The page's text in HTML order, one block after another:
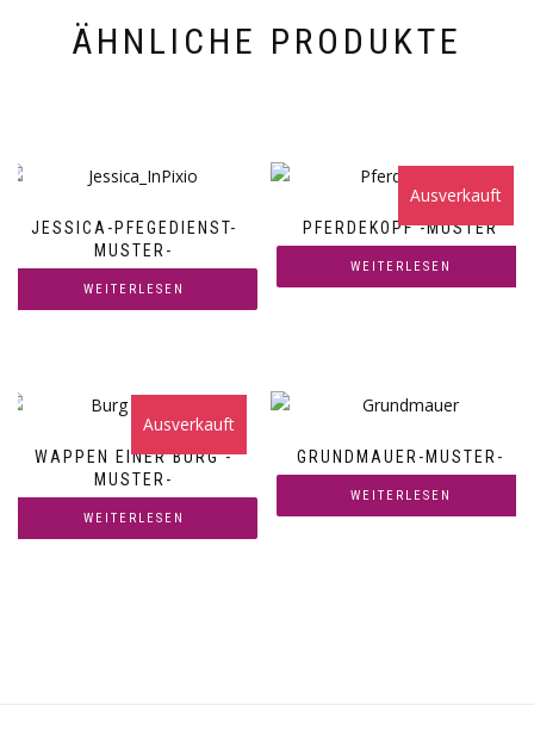
ÄHNLICHE PRODUKTE
JESSICA-PFEGEDIENST-
MUSTER-
WEITERLESEN
PFERDEKOPF -MUSTER
Ausverkauft
WEITERLESEN
WAPPEN EINER BURG -
MUSTER-
Ausverkauft
WEITERLESEN
GRUNDMAUER-MUSTER-
WEITERLESEN